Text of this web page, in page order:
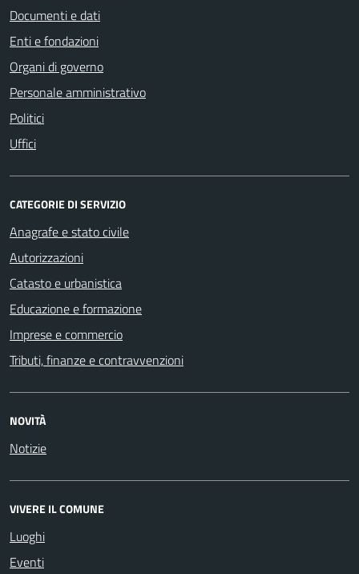
Documenti e dati
Enti e fondazioni
Organi di governo
Personale amministrativo
Politici
Uffici
CATEGORIE DI SERVIZIO
Anagrafe e stato civile
Autorizzazioni
Catasto e urbanistica
Educazione e formazione
Imprese e commercio
Tributi, finanze e contravvenzioni
NOVITÀ
Notizie
VIVERE IL COMUNE
Luoghi
Eventi